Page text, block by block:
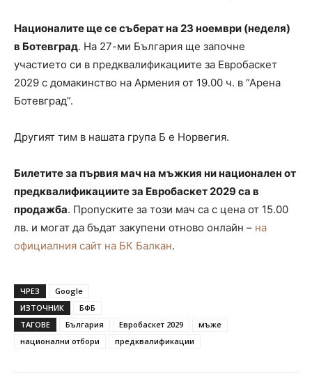
Националите ще се съберат на 23 ноември (неделя)
в Ботевград. На 27-ми България ще започне
участието си в предквалификациите за Евробаскет
2029 с домакинство на Армения от 19.00 ч. в “Арена
Ботевград”.
Другият тим в нашата група Б е Норвегия.
Билетите за първия мач на мъжкия ни национален от
предквалификациите за Евробаскет 2029 са в
продажба. Пропуските за този мач са с цена от 15.00
лв. и могат да бъдат закупени отново онлайн – на
официалния сайт на БК Балкан.
ЧРЕЗ
Google
ИЗТОЧНИК
БФБ
ТАГОВЕ
България Евробаскет 2029
мъже
национални отбори
предквалификации